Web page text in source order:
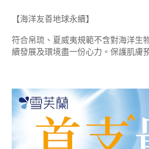
【海洋友善地球永續】
符合帛琉、夏威夷規範不含對海洋生
續發展及環境盡一份心力。保護肌膚